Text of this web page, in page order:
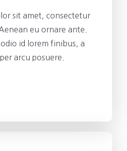
sit amet, consectetur
eu ornare ante.
id lorem finibus, a
arcu posuere.